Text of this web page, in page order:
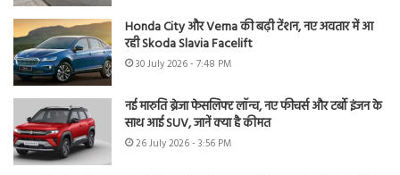
Honda City और Verna की बढ़ी टेंशन, नए अवतार में आ
रही Skoda Slavia Facelift
30 July 2026 - 7:48 PM
नई मारुति ब्रेजा फेसलिफ्ट लॉन्च, नए फीचर्स और टर्बो इंजन के
साथ आई SUV, जानें क्या है कीमत
26 July 2026 - 3:56 PM